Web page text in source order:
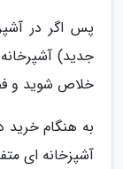
پس اگر در
جدید)
خلاص شوید و
به هنگام خرید
آشپزخانه ای